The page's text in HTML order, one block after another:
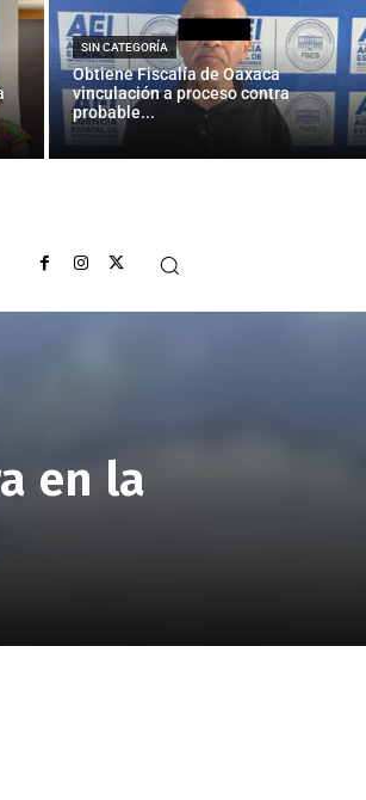
SIN CATEGORÍA
Obtiene Fiscalía de Oaxaca
vinculación a proceso contra
probable...
en la